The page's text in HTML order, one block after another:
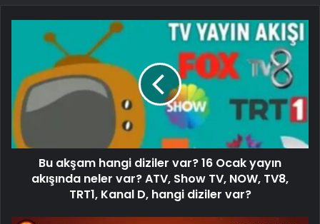
Bu akşam hangi diziler var? 16 Ocak yayın
akışında neler var? ATV, Show TV, NOW, TV8,
TRT1, Kanal D, hangi diziler var?